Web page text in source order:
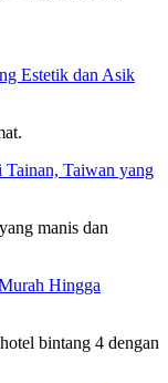
Estetik dan Asik
Taiwan yang
manis dan
Hingga
bintang 4 dengan